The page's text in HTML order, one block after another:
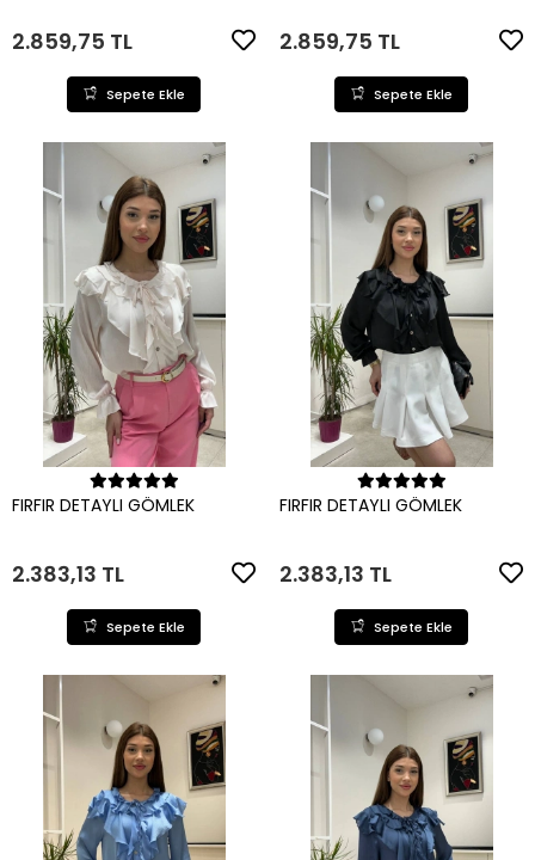
2.859,75 TL
Sepete Ekle
2.859,75 TL
Sepete Ekle
Sepete Ekle
FIRFIR DETAYLI GÖMLEK
2.383,13 TL
Sepete Ekle
Sepete Ekle
FIRFIR DETAYLI GÖMLEK
2.383,13 TL
Sepete Ekle